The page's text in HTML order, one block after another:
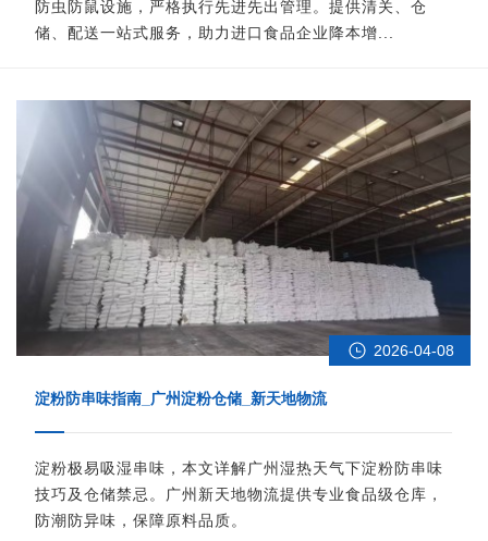
防虫防鼠设施，严格执行先进先出管理。提供清关、仓
储、配送一站式服务，助力进口食品企业降本增...
2026-04-08
淀粉防串味指南_广州淀粉仓储_新天地物流
淀粉极易吸湿串味，本文详解广州湿热天气下淀粉防串味
技巧及仓储禁忌。广州新天地物流提供专业食品级仓库，
防潮防异味，保障原料品质。